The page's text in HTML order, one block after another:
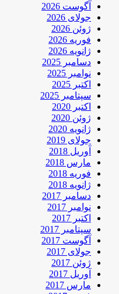
آگوست 2026
جولای 2026
ژوئن 2026
فوریه 2026
ژانویه 2026
دسامبر 2025
نوامبر 2025
اکتبر 2025
سپتامبر 2025
اکتبر 2020
ژوئن 2020
ژانویه 2020
جولای 2019
آوریل 2018
مارس 2018
فوریه 2018
ژانویه 2018
دسامبر 2017
نوامبر 2017
اکتبر 2017
سپتامبر 2017
آگوست 2017
جولای 2017
ژوئن 2017
آوریل 2017
مارس 2017